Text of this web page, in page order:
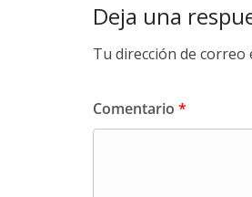
Deja una
Tu dirección de correo
Comentario *